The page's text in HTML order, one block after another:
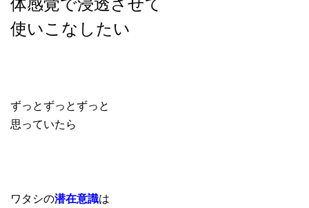
使いこなしたい
ずっとずっとずっと
思っていたら
ワタシの潜在意識は